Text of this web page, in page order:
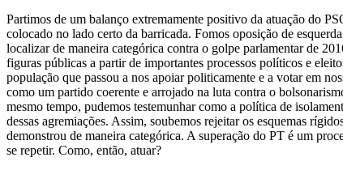
Partimos de um balanço extremamente positivo da atuação do
colocado no lado certo da barricada. Fomos oposição de
localizar de maneira categórica contra o golpe parlamentar de
figuras públicas a partir de importantes processos políticos e
população que passou a nos apoiar politicamente e a votar em
como um partido coerente e arrojado na luta contra o
mesmo tempo, pudemos testemunhar como a política de
dessas agremiações. Assim, soubemos rejeitar os esquemas
demonstrou de maneira categórica. A superação do PT é um
se repetir. Como, então, atuar?